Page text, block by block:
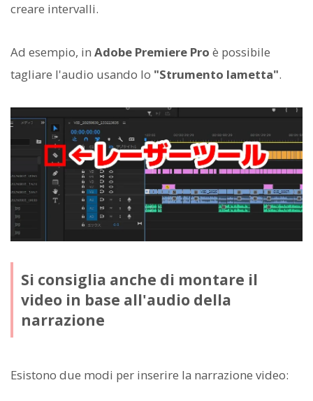
creare intervalli.
Ad esempio, in Adobe Premiere Pro è possibile
tagliare l'audio usando lo "Strumento lametta".
Si consiglia anche di montare il
video in base all'audio della
narrazione
Esistono due modi per inserire la narrazione video: